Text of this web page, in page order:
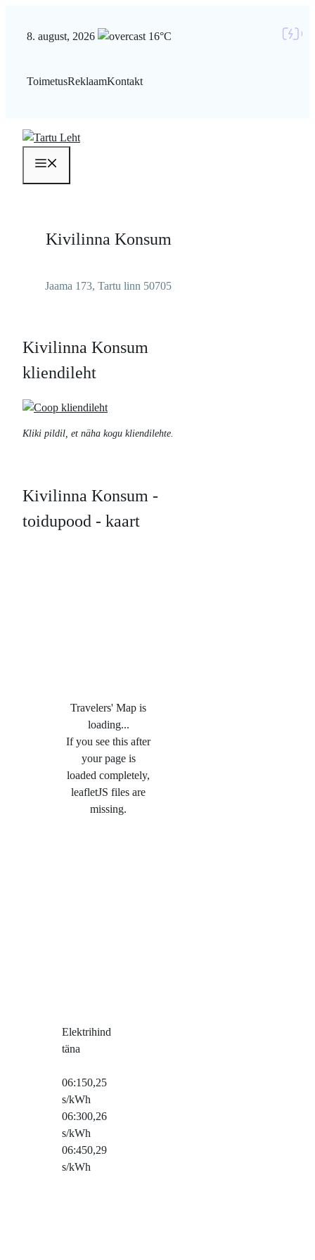
8. august, 2026 16°C
ToimetusReklaamKontakt
Kivilinna Konsum
Jaama 173, Tartu linn 50705
Kivilinna Konsum
kliendileht
Kliki pildil, et näha kogu kliendilehte.
Kivilinna Konsum -
toidupood - kaart
Travelers' Map is
loading...
If you see this after
your page is
loaded completely,
leafletJS files are
missing.
Elektrihind
täna
06:150,25
s/kWh
06:300,26
s/kWh
06:450,29
s/kWh